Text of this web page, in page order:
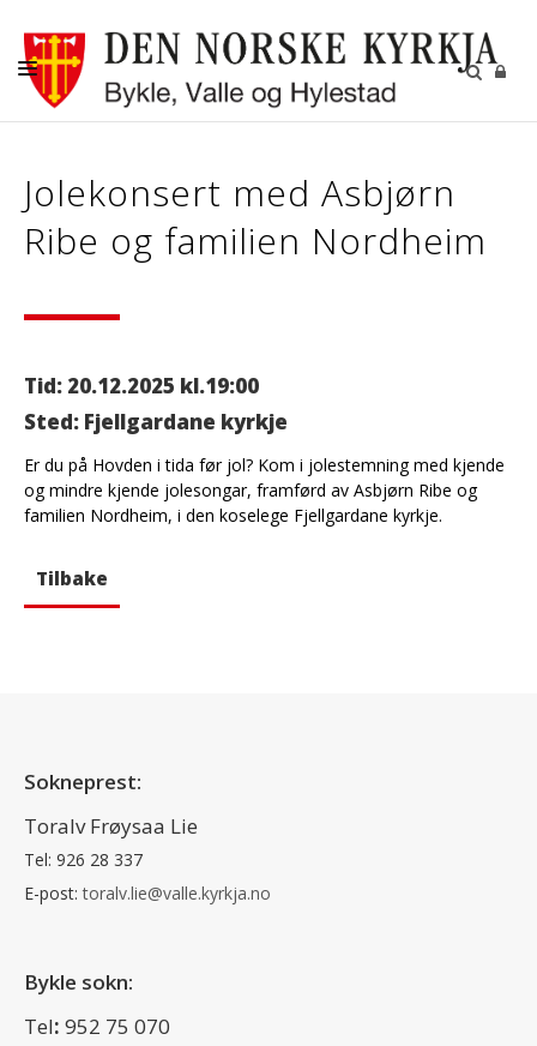
KYRKJER
KYRKJELYD
Jolekonsert med Asbjørn
Ribe og familien Nordheim
Tid: 20.12.2025 kl.19:00
Sted: Fjellgardane kyrkje
Er du på Hovden i tida før jol? Kom i jolestemning med kjende
og mindre kjende jolesongar, framførd av Asbjørn Ribe og
familien Nordheim, i den koselege Fjellgardane kyrkje.
Tilbake
Sokneprest:
Toralv Frøysaa Lie
Tel: 926 28 337
E-post:toralv.lie@valle.kyrkja.no
Bykle sokn:
Tel: 952 75 070